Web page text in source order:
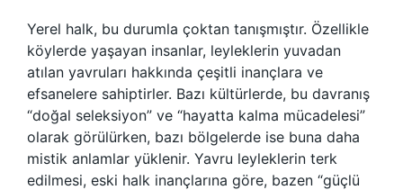
Yerel halk, bu durumla çoktan tanışmıştır. Özellikle
köylerde yaşayan insanlar, leyleklerin yuvadan
atılan yavruları hakkında çeşitli inançlara ve
efsanelere sahiptirler. Bazı kültürlerde, bu davranış
“doğal seleksiyon” ve “hayatta kalma mücadelesi”
olarak görülürken, bazı bölgelerde ise buna daha
mistik anlamlar yüklenir. Yavru leyleklerin terk
edilmesi, eski halk inançlarına göre, bazen “güçlü